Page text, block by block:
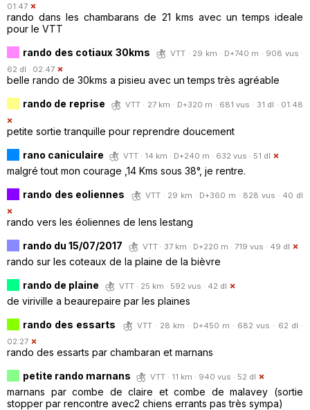
01:47
rando dans les chambarans de 21 kms avec un temps ideale
pour le VTT
rando des cotiaux 30kms
VTT · 29 km · D+740 m · 908 vus ·
62 dl · 02:47
belle rando de 30kms a pisieu avec un temps très agréable
rando de reprise
VTT · 27 km · D+320 m · 681 vus · 31 dl · 01:48
petite sortie tranquille pour reprendre doucement
rano caniculaire
VTT · 14 km · D+240 m · 632 vus · 51 dl
malgré tout mon courage ,14 Kms sous 38°, je rentre.
rando des eoliennes
VTT · 29 km · D+360 m · 828 vus · 40 dl
rando vers les éoliennes de lens lestang
rando du 15/07/2017
VTT · 37 km · D+220 m · 719 vus · 49 dl
rando sur les coteaux de la plaine de la bièvre
rando de plaine
VTT · 25 km · 592 vus · 42 dl
de viriville a beaurepaire par les plaines
rando des essarts
VTT · 28 km · D+450 m · 682 vus · 62 dl ·
02:27
rando des essarts par chambaran et marnans
petite rando marnans
VTT · 11 km · 940 vus · 52 dl
marnans par combe de claire et combe de malavey (sortie
stopper par rencontre avec2 chiens errants pas très sympa)